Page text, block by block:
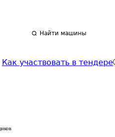
Найти машины
Как участвовать в тендере